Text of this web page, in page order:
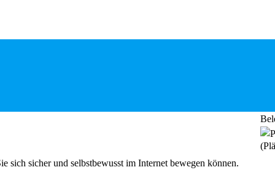
sich sicher und selbstbewusst im Internet bewegen können.